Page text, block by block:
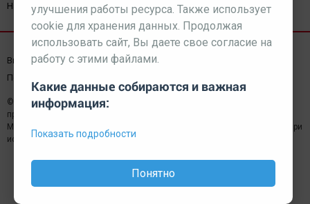
Наш партнерkurorty-sochi.ru
Выходные данные СМИ Реклама
Пользовательское соглашение
© 2026 МЕДИАЗАВОД — Сайт может содержать контент,
предназначенный для лиц 18+
Мнение редакции может не совпадать с мнением отдельных авторов.При
использовании материалов сайта ссылка обязательна.
улучшения работы ресурса. Также использует
cookie для хранения данных. Продолжая
использовать сайт, Вы даете свое согласие на
работу с этими файлами.
Какие данные собираются и важная
информация:
Показать подробности
Понятно